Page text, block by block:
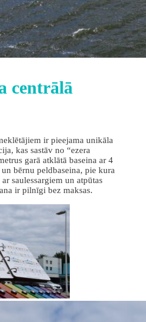
centrālā
ir pieejama unikāla
kas sastāv no “ezera
garā atklātā baseina ar 4
bērnu peldbaseina, pie kura
saulessargiem un atpūtas
ir pilnīgi bez maksas.